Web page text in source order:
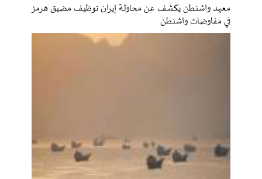
معهد واشنطن يكشف عن محاولة إيران توظيف مضيق هرمز
في مفاوضات واشنطن